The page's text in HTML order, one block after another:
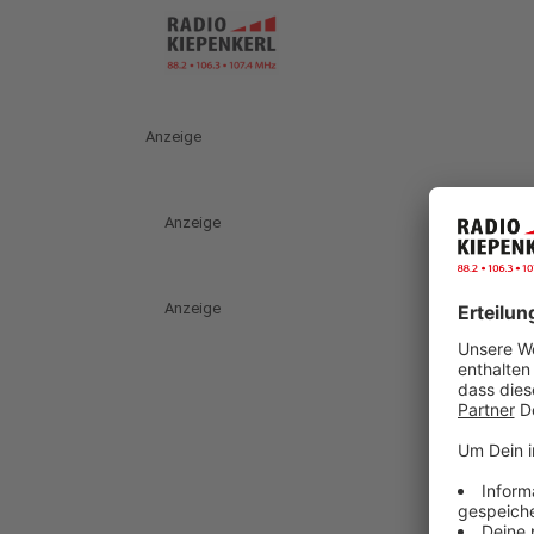
Anzeige
Anzeige
Anzeige